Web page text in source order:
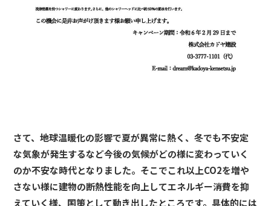
さて、地球温暖化の影響で夏が異常に熱く、冬でも不安定
な気象が発生するなど今後の気候がどの様に変わっていく
のか不安な時代となりました。そこでこれ以上CO2を増や
さない様に建物の断熱性能を向上してエネルギー消費を抑
えていく様、国策として動き出したところです。具体的には